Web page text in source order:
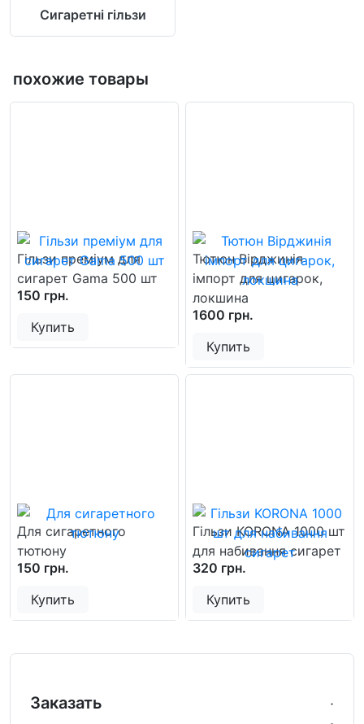
Сигаретні гільзи
похожие товары
Гільзи преміум для
сигарет Gama 500 шт
150 грн.
Купить
Тютюн Вірджинія
імпорт для цигарок,
локшина
1600 грн.
Купить
Для сигаретного
тютюну
150 грн.
Купить
Гільзи KORONA 1000 шт
для набивання сигарет
320 грн.
Купить
Заказать